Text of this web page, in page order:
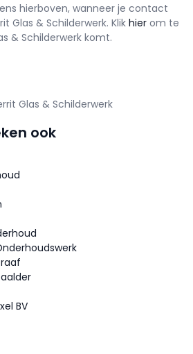
hierboven, wanneer je contact
Glas & Schilderwerk. Klik hier om te
& Schilderwerk komt.
Glas & Schilderwerk
ook
BV